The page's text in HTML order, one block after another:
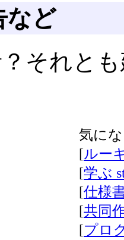
など
それと
気に
[ルー
[学ぶ
[仕様
[共同
[プロ